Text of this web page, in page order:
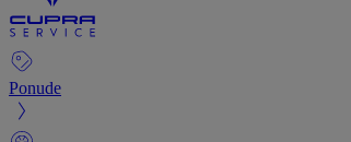
Ponude